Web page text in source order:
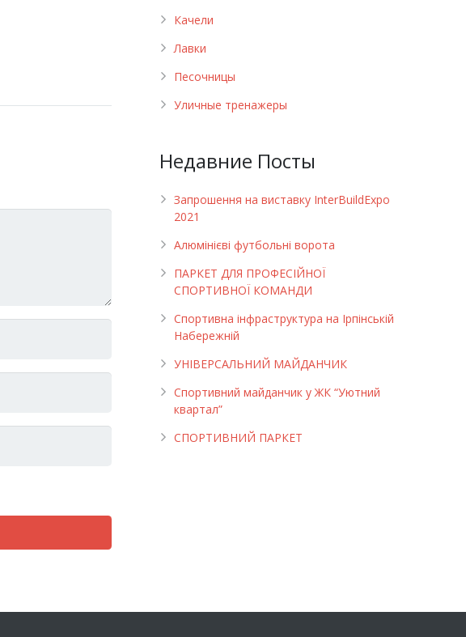
Качели
Лавки
Песочницы
Уличные тренажеры
Недавние Посты
Запрошення на виставку InterBuildExpo
2021
Алюмінієві футбольні ворота
ПАРКЕТ ДЛЯ ПРОФЕСІЙНОЇ
СПОРТИВНОЇ КОМАНДИ
Спортивна інфраструктура на Ірпінській
Набережній
УНІВЕРСАЛЬНИЙ МАЙДАНЧИК
Cпортивний майданчик у ЖК “Уютний
квартал”
СПОРТИВНИЙ ПАРКЕТ